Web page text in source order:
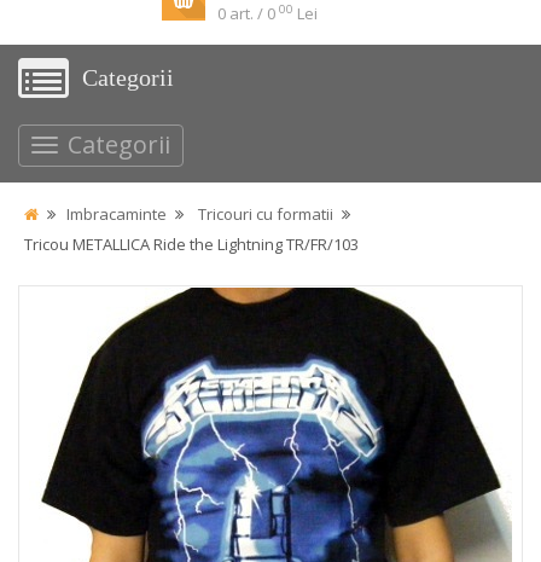
0 art. / 0 00 Lei
Categorii
Categorii
Imbracaminte
Tricouri cu formatii
Tricou METALLICA Ride the Lightning TR/FR/103